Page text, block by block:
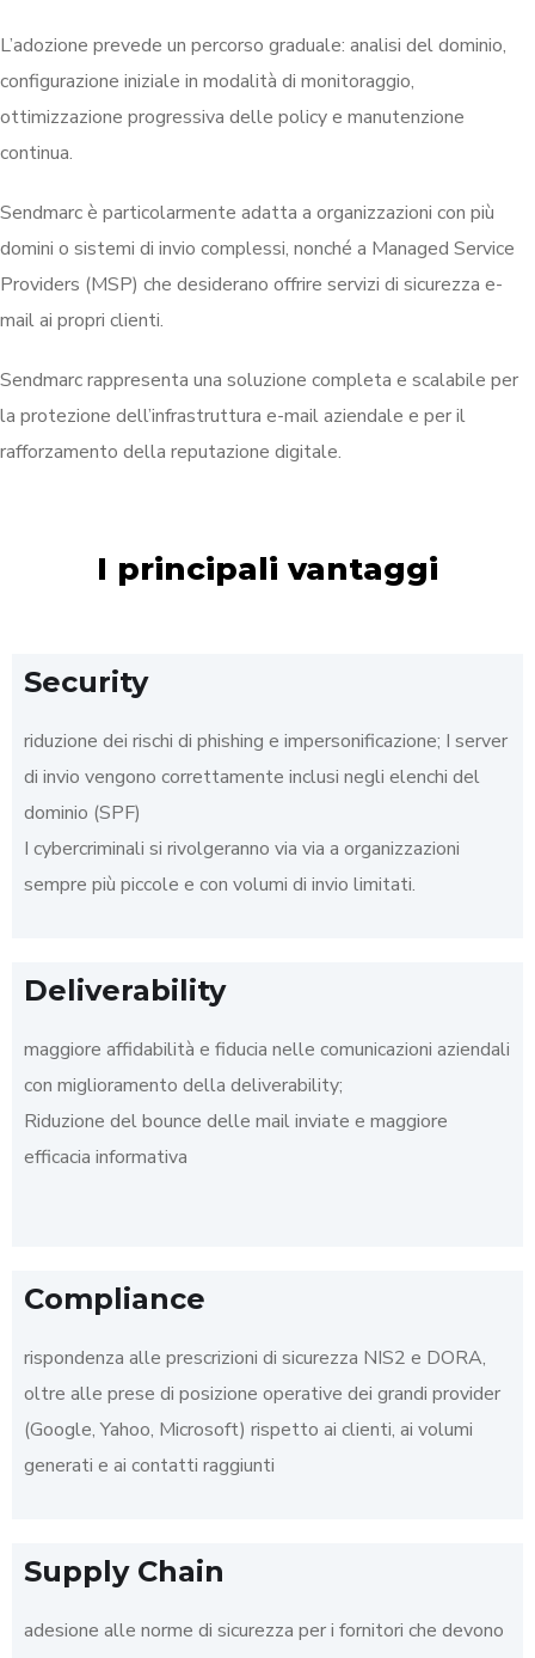
L’adozione prevede un percorso graduale: analisi del dominio,
configurazione iniziale in modalità di monitoraggio,
ottimizzazione progressiva delle policy e manutenzione
continua.
Sendmarc è particolarmente adatta a organizzazioni con più
domini o sistemi di invio complessi, nonché a Managed Service
Providers (MSP) che desiderano offrire servizi di sicurezza e-
mail ai propri clienti.
Sendmarc rappresenta una soluzione completa e scalabile per
la protezione dell’infrastruttura e-mail aziendale e per il
rafforzamento della reputazione digitale.
I principali vantaggi
Security
riduzione dei rischi di phishing e impersonificazione; I server
di invio vengono correttamente inclusi negli elenchi del
dominio (SPF)
I cybercriminali si rivolgeranno via via a organizzazioni
sempre più piccole e con volumi di invio limitati.
Deliverability
maggiore affidabilità e fiducia nelle comunicazioni aziendali
con miglioramento della deliverability;
Riduzione del bounce delle mail inviate e maggiore
efficacia informativa
Compliance
rispondenza alle prescrizioni di sicurezza NIS2 e DORA,
oltre alle prese di posizione operative dei grandi provider
(Google, Yahoo, Microsoft) rispetto ai clienti, ai volumi
generati e ai contatti raggiunti
Supply Chain
adesione alle norme di sicurezza per i fornitori che devono